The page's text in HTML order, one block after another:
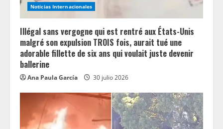
Noticias Internacionales
Illégal sans vergogne qui est rentré aux États-Unis
malgré son expulsion TROIS fois, aurait tué une
adorable fillette de six ans qui voulait juste devenir
ballerine
Ana Paula García 30 julio 2026